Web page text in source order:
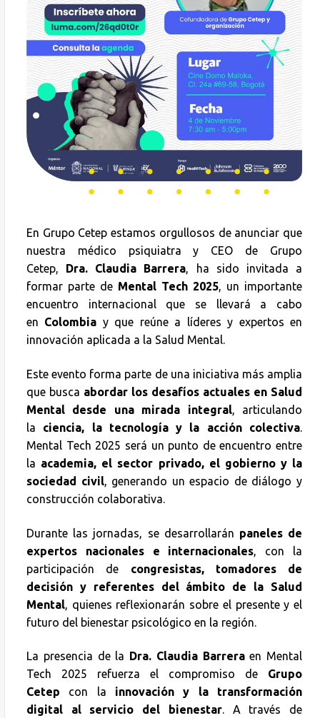
En Grupo Cetep estamos orgullosos de anunciar que
nuestra médico psiquiatra y CEO de Grupo
Cetep, Dra. Claudia Barrera, ha sido invitada a
formar parte de Mental Tech 2025, un importante
encuentro internacional que se llevará a cabo
en Colombia y que reúne a líderes y expertos en
innovación aplicada a la Salud Mental.
Este evento forma parte de una iniciativa más amplia
que busca abordar los desafíos actuales en Salud
Mental desde una mirada integral, articulando
la ciencia, la tecnología y la acción colectiva.
Mental Tech 2025 será un punto de encuentro entre
la academia, el sector privado, el gobierno y la
sociedad civil, generando un espacio de diálogo y
construcción colaborativa.
Durante las jornadas, se desarrollarán paneles de
expertos nacionales e internacionales, con la
participación de congresistas, tomadores de
decisión y referentes del ámbito de la Salud
Mental, quienes reflexionarán sobre el presente y el
futuro del bienestar psicológico en la región.
La presencia de la Dra. Claudia Barreraen Mental
Tech 2025 refuerza el compromiso de Grupo
Cetep con la innovación y la transformación
digital al servicio del bienestar. A través de